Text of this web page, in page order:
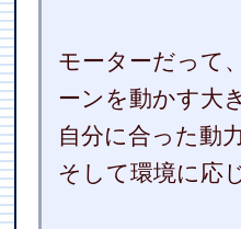
モーターだって
ーンを動かす大
自分に合った動
そして環境に応